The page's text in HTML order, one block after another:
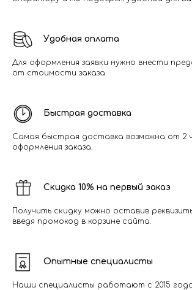
Удобная оплата
Для оформления заявки нужно внести
от стоимости заказа
Быстрая доставка
Самая быстрая доставка возможна от 2
оформления заказа.
Скидка 10% на первый заказ
Получить скидку можно оставив
введя промокод в корзине сайта.
Опытные специалисты
Наши специалисты работают с 2015